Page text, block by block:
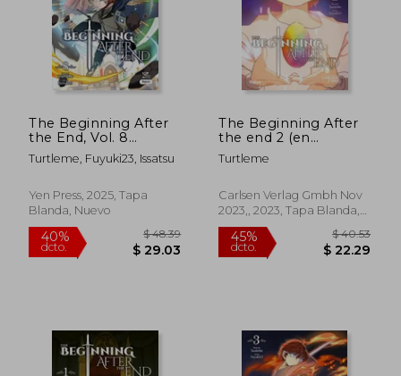
45%
dcto. $ 28.28
45%
dcto.
The Beginning After
the End, Vol. 8
(comic) (en Inglés)
Turtleme, Fuyuki23, Issatsu
Yen Press, 2025, Tapa
Blanda, Nuevo
The Beginning After
the end 2 (en
Alemán)
Turtleme
Carlsen Verlag Gmbh Nov
2023,, 2023, Tapa Blanda,
Nuevo